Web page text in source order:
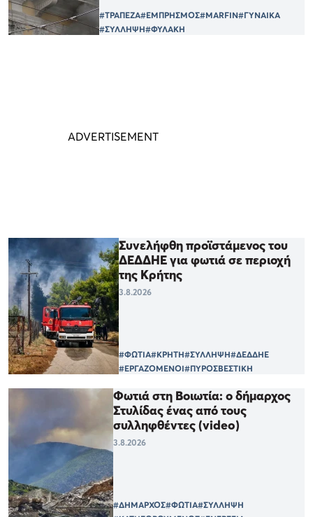
#ΤΡΑΠΕΖΑ#ΕΜΠΡΗΣΜΟΣ#MARFIN#ΓΥΝΑΙΚΑ
#ΣΥΛΛΗΨΗ#ΦΥΛΑΚΗ
Συνελήφθη προϊστάμενος του
ΔΕΔΔΗΕ για φωτιά σε περιοχή
της Κρήτης
3.8.2026
#ΦΩΤΙΑ#ΚΡΗΤΗ#ΣΥΛΛΗΨΗ#ΔΕΔΔΗΕ
#ΕΡΓΑΖΟΜΕΝΟΙ#ΠΥΡΟΣΒΕΣΤΙΚΗ
Φωτιά στη Βοιωτία: ο δήμαρχος
Στυλίδας ένας από τους
συλληφθέντες (video)
3.8.2026
#ΔΗΜΑΡΧΟΣ#ΦΩΤΙΑ#ΣΥΛΛΗΨΗ